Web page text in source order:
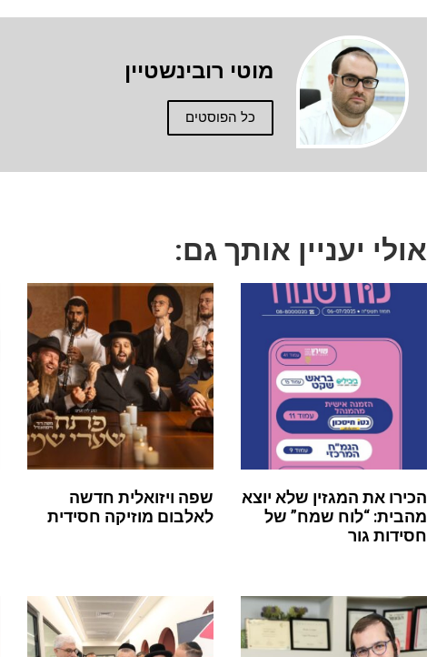
מוטי רובינשטיין
כל הפוסטים
אולי יעניין אותך גם:
הכירו את המגזין שלא יוצא
מהבית: “לוח שמח” של
חסידות גור
שפה ויזואלית חדשה
לאלבום מוזיקה חסידית